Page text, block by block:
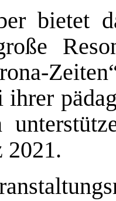
bietet
ihrer
2021.